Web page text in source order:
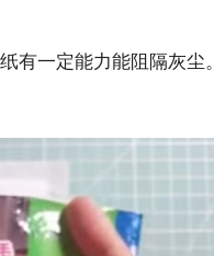
有一定能力能阻隔灰尘。